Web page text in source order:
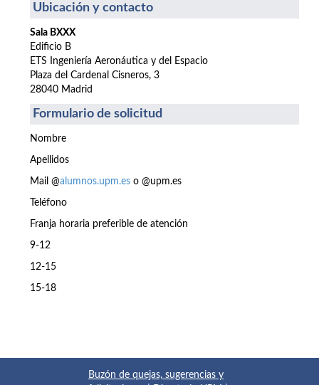
Ubicación y contacto
Sala BXXX
Edificio B
ETS Ingeniería Aeronáutica y del Espacio
Plaza del Cardenal Cisneros, 3
28040 Madrid
Formulario de solicitud
Nombre
Apellidos
Mail @alumnos.upm.es o @upm.es
Teléfono
Franja horaria preferible de atención
9-12
12-15
15-18
Buzón de quejas, sugerencias y